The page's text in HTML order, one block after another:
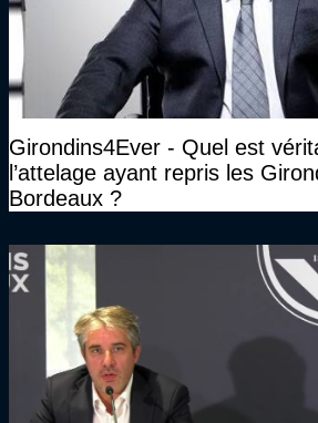
Girondins4Ever - Quel est
l’attelage ayant repris les
Bordeaux ?